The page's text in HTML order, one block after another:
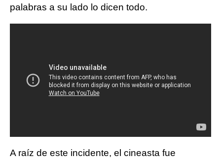
palabras a su lado lo dicen todo.
A raíz de este incidente, el cineasta fue